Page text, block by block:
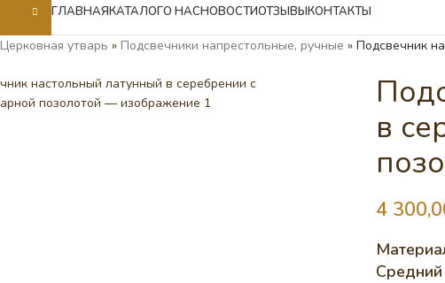
ГЛАВНАЯКАТАЛОГО НАСНОВОСТИОТЗЫВЫКОНТАКТЫ
Церковная утварь » Подсвечники напрестольные, ручные » Подсвечник
Нажмите, чтобы увеличить
в
4
Средний